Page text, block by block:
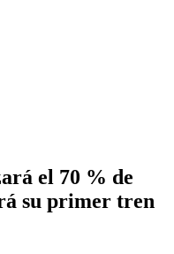
el 70 % de
su primer tren